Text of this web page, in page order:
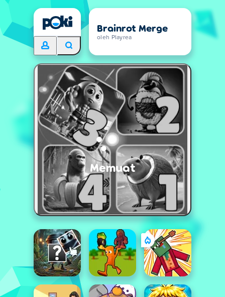
Brainrot Merge
oleh Playrea
Memuat